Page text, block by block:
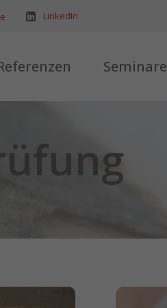
LinkedIn
Seminare